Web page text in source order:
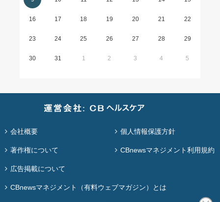
16 17 18 19 20 21 22
23 24 25 26 27 28 29
30 31 1 2 3 4 5
会社概要 個人情報保護方針
著作権について CBnewsマネジメント利用規約
広告掲載について
CBnewsマネジメント（有料ウェブマガジン）とは